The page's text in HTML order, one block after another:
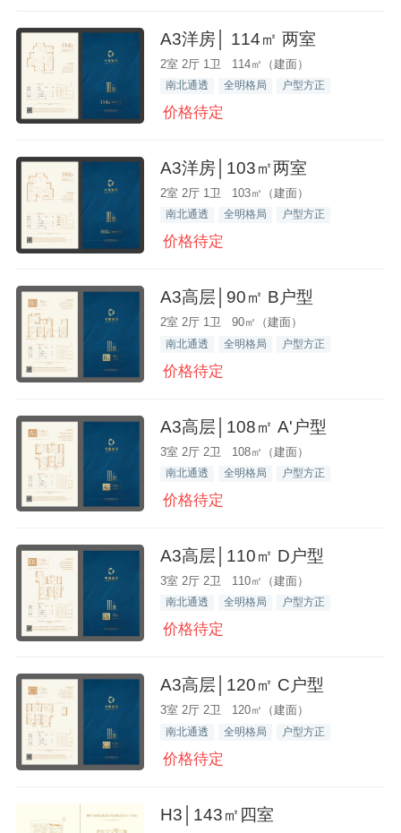
A3洋房│ 114㎡ 两室
2室 2厅 1卫 114㎡（建面）
南北通透 全明格局 户型方正
价格待定
A3洋房│103㎡两室
2室 2厅 1卫 103㎡（建面）
南北通透 全明格局 户型方正
价格待定
A3高层│90㎡ B户型
2室 2厅 1卫 90㎡（建面）
南北通透 全明格局 户型方正
价格待定
A3高层│108㎡ A'户型
3室 2厅 2卫 108㎡（建面）
南北通透 全明格局 户型方正
价格待定
A3高层│110㎡ D户型
3室 2厅 2卫 110㎡（建面）
南北通透 全明格局 户型方正
价格待定
A3高层│120㎡ C户型
3室 2厅 2卫 120㎡（建面）
南北通透 全明格局 户型方正
价格待定
H3│143㎡四室